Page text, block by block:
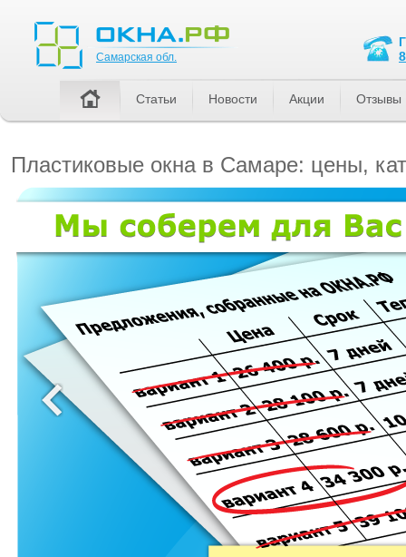
Пластиковые окна в Самаре: цены,
Самарская обл.
Статьи Новости Акции Отзывы